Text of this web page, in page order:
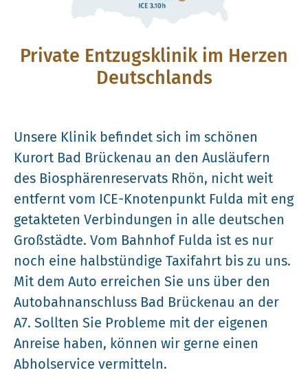
Private Entzugsklinik im Herzen
Deutschlands
Unsere Klinik befindet sich im schönen
Kurort Bad Brückenau an den Ausläufern
des Biosphärenreservats Rhön, nicht weit
entfernt vom ICE-Knotenpunkt Fulda mit eng
getakteten Verbindungen in alle deutschen
Großstädte. Vom Bahnhof Fulda ist es nur
noch eine halbstündige Taxifahrt bis zu uns.
Mit dem Auto erreichen Sie uns über den
Autobahnanschluss Bad Brückenau an der
A7. Sollten Sie Probleme mit der eigenen
Anreise haben, können wir gerne einen
Abholservice vermitteln.